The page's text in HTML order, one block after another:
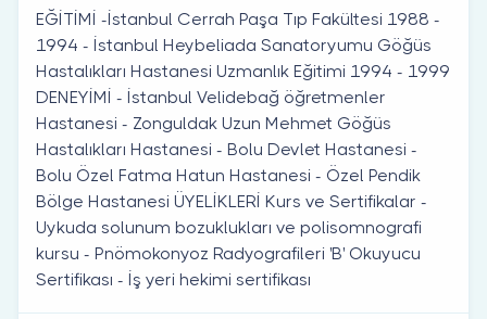
EĞİTİMİ -İstanbul Cerrah Paşa Tıp Fakültesi 1988 -
1994 - İstanbul Heybeliada Sanatoryumu Göğüs
Hastalıkları Hastanesi Uzmanlık Eğitimi 1994 - 1999
DENEYİMİ - İstanbul Velidebağ öğretmenler
Hastanesi - Zonguldak Uzun Mehmet Göğüs
Hastalıkları Hastanesi - Bolu Devlet Hastanesi -
Bolu Özel Fatma Hatun Hastanesi - Özel Pendik
Bölge Hastanesi ÜYELİKLERİ Kurs ve Sertifikalar -
Uykuda solunum bozuklukları ve polisomnografi
kursu - Pnömokonyoz Radyografileri 'B' Okuyucu
Sertifikası - İş yeri hekimi sertifikası